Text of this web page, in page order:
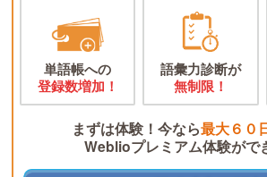
単語帳への
登録数増加！
語彙力診断が
無制限！
まずは体験！今なら最大６０
Weblioプレミアム体験がで